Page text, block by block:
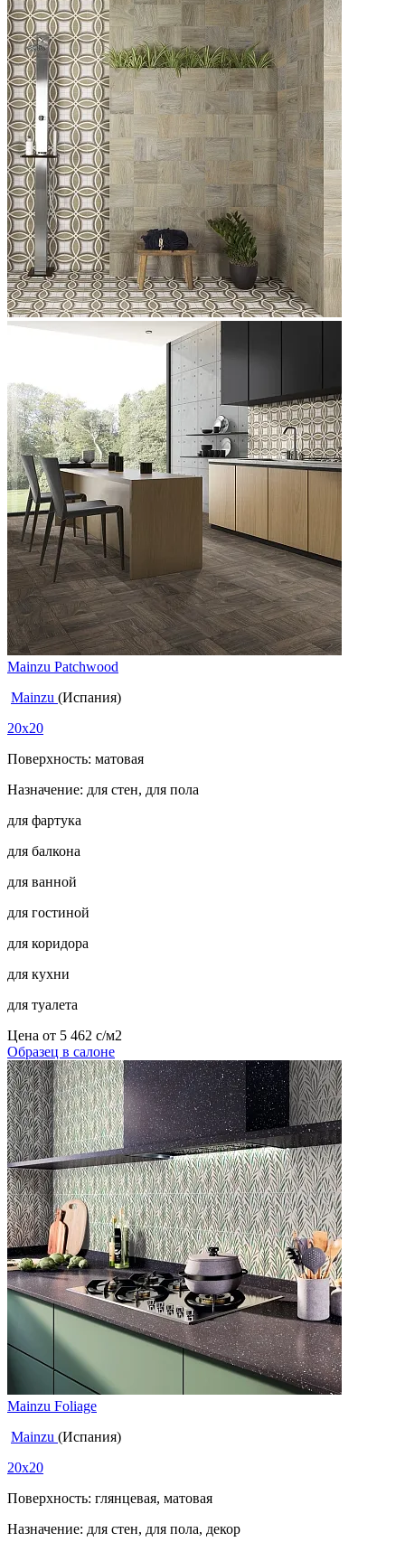
Mainzu Patchwood
Mainzu (Испания)
20x20
Поверхность: матовая
Назначение: для стен, для пола
для фартука
для балкона
для ванной
для гостиной
для коридора
для кухни
для туалета
Цена от 5 462 c/м2
Образец в салоне
Mainzu Foliage
Mainzu (Испания)
20x20
Поверхность: глянцевая, матовая
Назначение: для стен, для пола, декор